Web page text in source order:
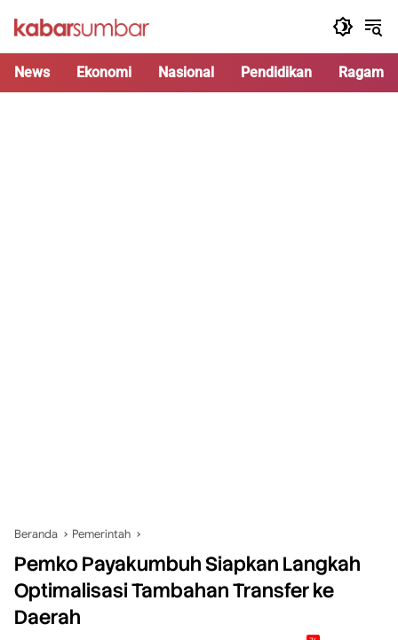
News Ekonomi Nasional Pendidikan Ragam
Beranda Pemerintah
Pemko Payakumbuh Siapkan Langkah
Optimalisasi Tambahan Transfer ke
Daerah